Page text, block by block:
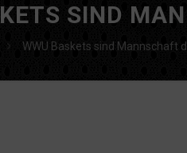
SIND
WWU Baskets sind Mannschaft